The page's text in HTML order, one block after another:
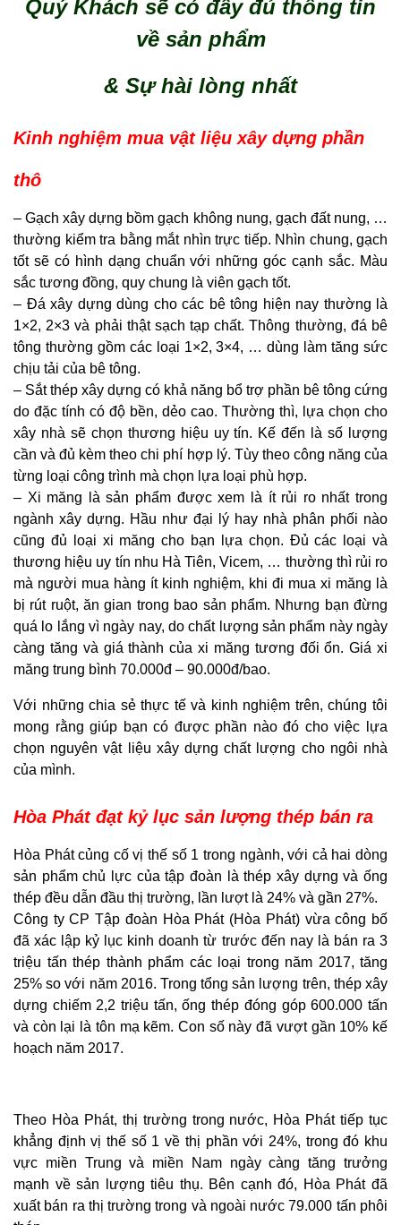
Quý Khách sẽ có đầy đủ thông tin
về sản phẩm
& Sự hài lòng nhất
Kinh nghiệm mua vật liệu xây dựng phần
thô
– Gạch xây dựng bồm gạch không nung, gạch đất nung, …
thường kiểm tra bằng mắt nhìn trực tiếp. Nhìn chung, gạch
tốt sẽ có hình dạng chuẩn với những góc cạnh sắc. Màu
sắc tương đồng, quy chung là viên gạch tốt.
– Đá xây dựng dùng cho các bê tông hiện nay thường là
1×2, 2×3 và phải thật sạch tạp chất. Thông thường, đá bê
tông thường gồm các loại 1×2, 3×4, … dùng làm tăng sức
chịu tải của bê tông.
– Sắt thép xây dựng có khả năng bổ trợ phần bê tông cứng
do đặc tính có độ bền, dẻo cao. Thường thì, lựa chọn cho
xây nhà sẽ chọn thương hiệu uy tín. Kế đến là số lượng
cần và đủ kèm theo chi phí hợp lý. Tùy theo công năng của
từng loại công trình mà chọn lựa loại phù hợp.
– Xi măng là sản phẩm được xem là ít rủi ro nhất trong
ngành xây dựng. Hầu như đại lý hay nhà phân phối nào
cũng đủ loại xi măng cho bạn lựa chọn. Đủ các loại và
thương hiệu uy tín nhu Hà Tiên, Vicem, … thường thì rủi ro
mà người mua hàng ít kinh nghiệm, khi đi mua xi măng là
bị rút ruột, ăn gian trong bao sản phẩm. Nhưng bạn đừng
quá lo lắng vì ngày nay, do chất lượng sản phẩm này ngày
càng tăng và giá thành của xi măng tương đối ổn. Giá xi
măng trung bình 70.000đ – 90.000đ/bao.
Với những chia sẻ thực tế và kinh nghiệm trên, chúng tôi
mong rằng giúp bạn có được phần nào đó cho việc lựa
chọn nguyên vật liệu xây dựng chất lượng cho ngôi nhà
của mình.
Hòa Phát đạt kỷ lục sản lượng thép bán ra
Hòa Phát củng cố vị thế số 1 trong ngành, với cả hai dòng
sản phẩm chủ lực của tập đoàn là thép xây dựng và ống
thép đều dẫn đầu thị trường, lần lượt là 24% và gần 27%.
Công ty CP Tập đoàn Hòa Phát (Hòa Phát) vừa công bố
đã xác lập kỷ lục kinh doanh từ trước đến nay là bán ra 3
triệu tấn thép thành phẩm các loại trong năm 2017, tăng
25% so với năm 2016. Trong tổng sản lượng trên, thép xây
dựng chiếm 2,2 triệu tấn, ống thép đóng góp 600.000 tấn
và còn lại là tôn mạ kẽm. Con số này đã vượt gần 10% kế
hoạch năm 2017.
Theo Hòa Phát, thị trường trong nước, Hòa Phát tiếp tục
khẳng định vị thế số 1 về thị phần với 24%, trong đó khu
vực miền Trung và miền Nam ngày càng tăng trưởng
mạnh về sản lượng tiêu thụ. Bên cạnh đó, Hòa Phát đã
xuất bán ra thị trường trong và ngoài nước 79.000 tấn phôi